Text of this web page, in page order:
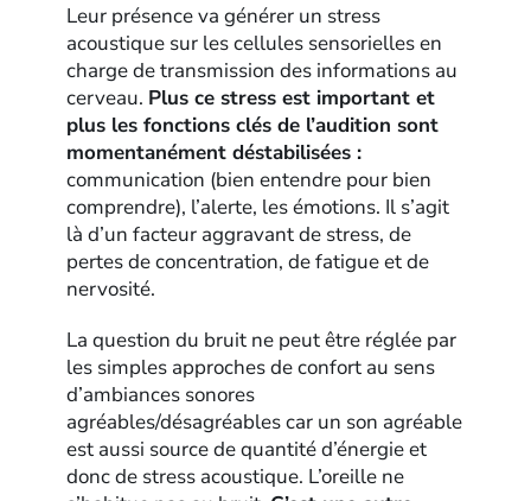
Leur présence va générer un stress
acoustique sur les cellules sensorielles en
charge de transmission des informations au
cerveau. Plus ce stress est important et
plus les fonctions clés de l’audition sont
momentanément déstabilisées :
communication (bien entendre pour bien
comprendre), l’alerte, les émotions. Il s’agit
là d’un facteur aggravant de stress, de
pertes de concentration, de fatigue et de
nervosité.
La question du bruit ne peut être réglée par
les simples approches de confort au sens
d’ambiances sonores
agréables/désagréables car un son agréable
est aussi source de quantité d’énergie et
donc de stress acoustique. L’oreille ne